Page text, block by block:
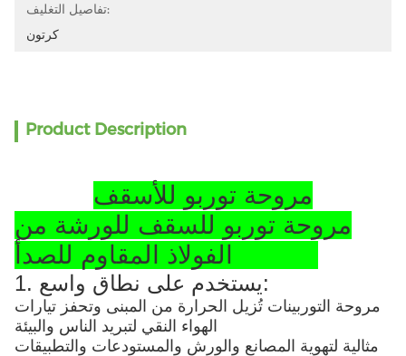
تفاصيل التغليف:
كرتون
Product Description
مروحة توربو للأسقف
مروحة توربو للسقف للورشة من
1. يستخدم على نطاق واسع:
مروحة التوربينات تُزيل الحرارة من المبنى وتحفز تيارات
الهواء النقي لتبريد الناس والبيئة
مثالية لتهوية المصانع والورش والمستودعات والتطبيقات